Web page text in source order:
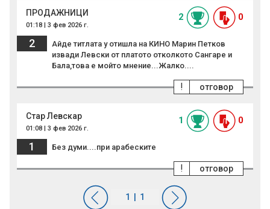
ПРОДАЖНИЦИ
01:18 | 3 фев 2026 г.
2 0
2
Айде титлата у отишла на КИНО Марин Петков
извади Левски от платото отколкото Сангаре и
Бала,това е мойто мнение...Жалко....
отговор
!
Стар Левскар
01:08 | 3 фев 2026 г.
1 0
1 Без думи....при арабеските
отговор
!